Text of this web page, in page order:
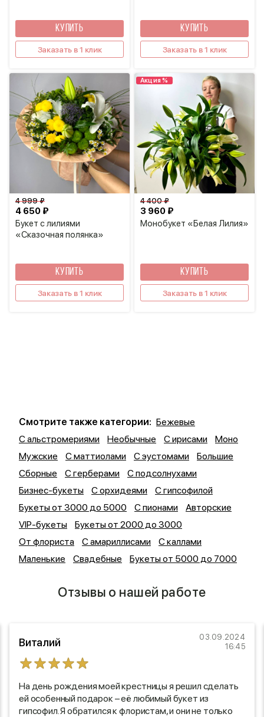
КУПИТЬ
Заказать в 1 клик
КУПИТЬ
Заказать в 1 клик
Букет с лилиями
«Сказочная полянка»
4 650 ₽
4 999 ₽
КУПИТЬ
Заказать в 1 клик
Акция %
Монобукет «Белая Лилия»
3 960 ₽
4 400 ₽
КУПИТЬ
Заказать в 1 клик
Смотрите также категории: Бежевые
С альстромериями
Необычные С ирисами
Моно
Мужские
С маттиолами С эустомами
Большие
Сборные
С герберами
С подсолнухами
Бизнес-букеты
С орхидеями
С гипсофилой
Букеты от 3000 до 5000
С пионами
Авторские
VIP-букеты
Букеты от 2000 до 3000
От флориста
С амариллисами
С каллами
Маленькие
Свадебные Букеты от 5000 до 7000
Отзывы о нашей работе
Виталий
03.09.2024
16:45
На день рождения моей крестницы я решил сделать
ей особенный подарок – её любимый букет из
гипсофил. Я обратился к флористам, и они не только